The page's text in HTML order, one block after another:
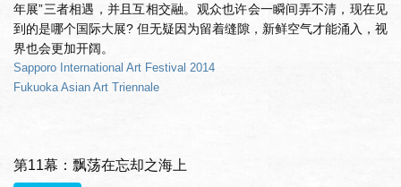
年展”三者相遇，并且互相交融。观众也许会一瞬间弄不清，现在见
到的是哪个国际大展? 但无疑因为留着缝隙，新鲜空气才能涌入，视
界也会更加开阔。
Sapporo International Art Festival 2014
Fukuoka Asian Art Triennale
第11幕：飘荡在忘却之海上